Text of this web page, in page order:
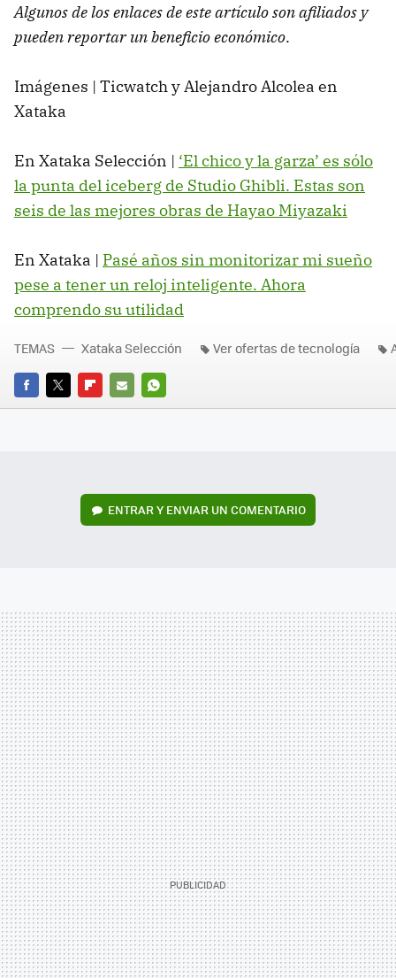
Algunos de los enlaces de este artículo son afiliados y
pueden reportar un beneficio económico.
Imágenes | Ticwatch y Alejandro Alcolea en
Xataka
En Xataka Selección | ‘El chico y la garza’ es sólo
la punta del iceberg de Studio Ghibli. Estas son
seis de las mejores obras de Hayao Miyazaki
En Xataka | Pasé años sin monitorizar mi sueño
pese a tener un reloj inteligente. Ahora
comprendo su utilidad
FACEBOOK
TWITTERFLIPBOARD
E-
WHATSAPP
TEMAS Xataka Selección Ver ofertas de tecnología
ENTRAR Y ENVIAR UN COMENTARIO